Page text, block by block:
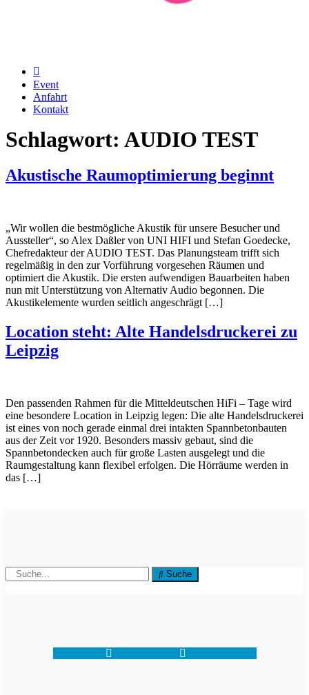
Event
Anfahrt
Kontakt
Schlagwort: AUDIO TEST
Akustische Raumoptimierung beginnt
„Wir wollen die bestmögliche Akustik für unsere Besucher und
Aussteller“, so Alex Daßler von UNI HIFI und Stefan Goedecke,
Chefredakteur der AUDIO TEST. Das Planungsteam trifft sich
regelmäßig in den zur Vorführung vorgesehen Räumen und
optimiert die Akustik. Die ersten aufwendigen Bauarbeiten haben
nun mit Unterstützung von Alternativ Audio begonnen. Die
Akustikelemente wurden seitlich angeschrägt […]
Location steht: Alte Handelsdruckerei zu
Leipzig
Den passenden Rahmen für die Mitteldeutschen HiFi – Tage wird
eine besondere Location in Leipzig legen: Die alte Handelsdruckerei
ist eines von noch gerade einmal drei intakten Spannbetonbauten
aus der Zeit vor 1920. Besonders massiv gebaut, sind die
Spannbetondecken auch für große Lasten ausgelegt und die
Raumgestaltung kann flexibel erfolgen. Die Hörräume werden in
das […]
Suche